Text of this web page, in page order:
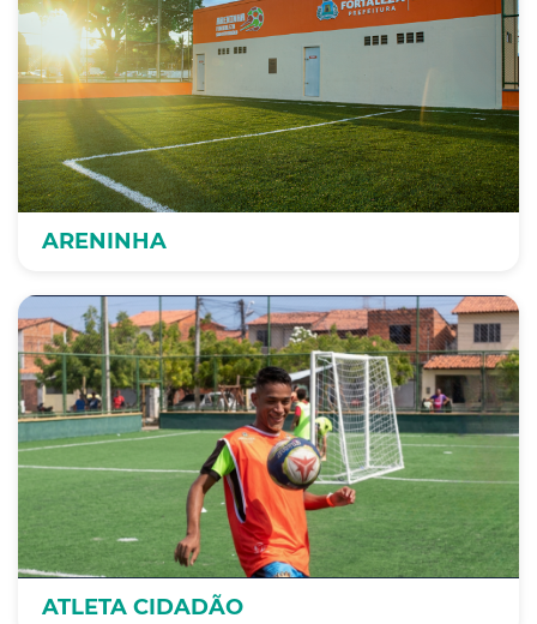
ARENINHA
ATLETA CIDADÃO